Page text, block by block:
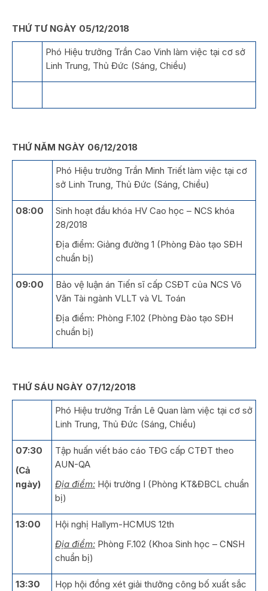
THỨ TƯ NGÀY 05/12/2018
Phó Hiệu trưởng Trần Cao Vinh làm việc tại cơ sở
Linh Trung, Thủ Đức (Sáng, Chiều)
THỨ NĂM NGÀY 06/12/2018
Phó Hiệu trưởng Trần Minh Triết làm việc tại cơ
sở Linh Trung, Thủ Đức (Sáng, Chiều)
08:00
Sinh hoạt đầu khóa HV Cao học – NCS khóa
28/2018
Địa điểm: Giảng đường 1 (Phòng Đào tạo SĐH
chuẩn bị)
09:00
Bảo vệ luận án Tiến sĩ cấp CSĐT của NCS Võ
Văn Tài ngành VLLT và VL Toán
Địa điểm: Phòng F.102 (Phòng Đào tạo SĐH
chuẩn bị)
THỨ SÁU NGÀY 07/12/2018
Phó Hiệu trưởng Trần Lê Quan làm việc tại cơ sở
Linh Trung, Thủ Đức (Sáng, Chiều)
07:30
(Cả
ngày)
Tập huấn viết báo cáo TĐG cấp CTĐT theo
AUN-QA
Địa điểm: Hội trường I (Phòng KT&ĐBCL chuẩn
bị)
13:00
Hội nghị Hallym-HCMUS 12th
Địa điểm: Phòng F.102 (Khoa Sinh học – CNSH
chuẩn bị)
13:30
Họp hội đồng xét giải thưởng công bố xuất sắc